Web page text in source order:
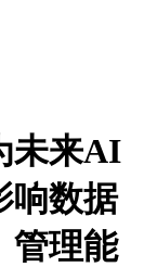
未来AI
响数据
管理能